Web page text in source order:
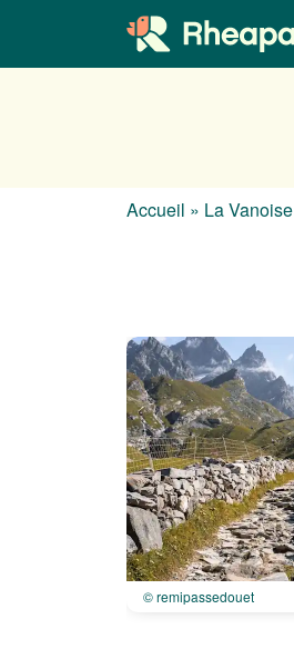
Accueil » La Vanoise
© remipassedouet